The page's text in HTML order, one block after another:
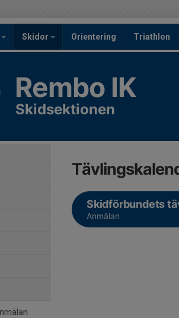
Skidor Orientering Triathlon
Rembo IK
Skidsektionen
Skidförbundets
Anmälan